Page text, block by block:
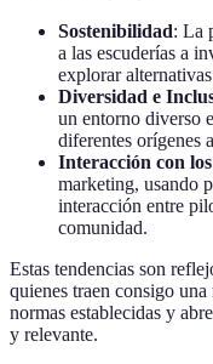
Sostenibilidad: La
a las escuderías a
explorar
Diversidad e
un entorno diverso
diferentes orígenes
Interacción con
marketing, usando
interacción entre
comunidad.
Estas tendencias son
quienes traen consigo
normas establecidas y
y relevante.